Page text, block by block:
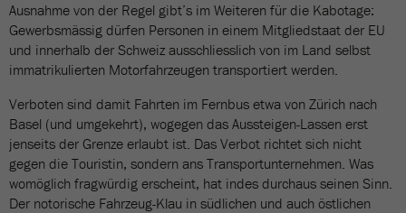
Ausnahme von der Regel gibt’s im Weiteren für die Kabotage:
Gewerbsmässig dürfen Personen in einem Mitgliedstaat der EU
und innerhalb der Schweiz ausschliesslich von im Land selbst
immatrikulierten Motorfahrzeugen transportiert werden.
Verboten sind damit Fahrten im Fernbus etwa von Zürich nach
Basel (und umgekehrt), wogegen das Aussteigen-Lassen erst
jenseits der Grenze erlaubt ist. Das Verbot richtet sich nicht
gegen die Touristin, sondern ans Transportunternehmen. Was
womöglich fragwürdig erscheint, hat indes durchaus seinen Sinn.
Der notorische Fahrzeug-Klau in südlichen und auch östlichen